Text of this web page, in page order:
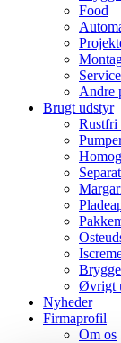
Food
Service
Andre
Brugt udstyr
Rustfri
Øvrigt
Nyheder
Firmaprofil
Om os